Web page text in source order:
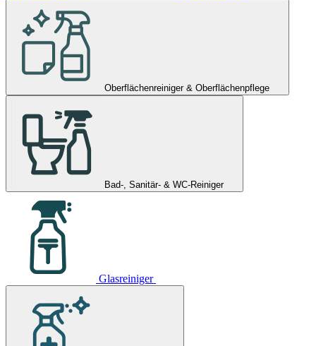
Oberflächenreiniger & Oberflächenpflege
Bad-, Sanitär- & WC-Reiniger
Glasreiniger